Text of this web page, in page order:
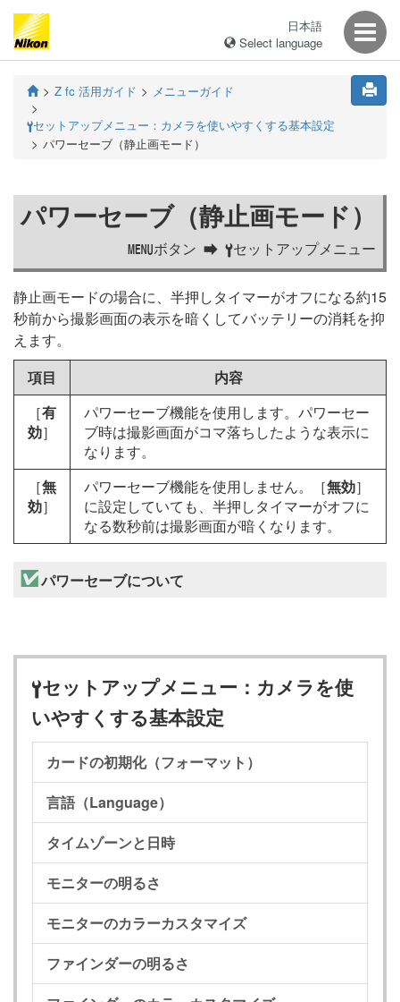
日本語
Select language
Z fc 活用ガイド メニューガイド
Bセットアップメニュー：カメラを使いやすくする基本設定
パワーセーブ（静止画モード）
パワーセーブ（静止画モード）
Gボタン Bセットアップメニュー
静止画モードの場合に、半押しタイマーがオフになる約15
秒前から撮影画面の表示を暗くしてバッテリーの消耗を抑
えます。
項目
内容
［有
効］
パワーセーブ機能を使用します。パワーセー
ブ時は撮影画面がコマ落ちしたような表示に
なります。
［無
効］
パワーセーブ機能を使用しません。［無効］
に設定していても、半押しタイマーがオフに
なる数秒前は撮影画面が暗くなります。
パワーセーブについて
Bセットアップメニュー：カメラを使
いやすくする基本設定
カードの初期化（フォーマット）
言語（Language）
タイムゾーンと日時
モニターの明るさ
モニターのカラーカスタマイズ
ファインダーの明るさ